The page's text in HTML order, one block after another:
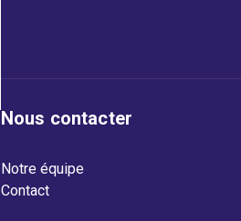
Nous contacter
Notre équipe
Contact